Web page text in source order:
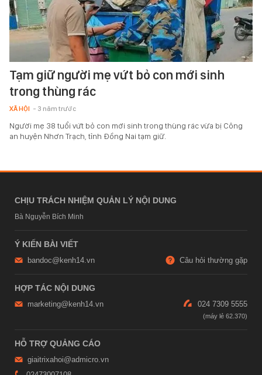
Tạm giữ người mẹ vứt bỏ con mới sinh
trong thùng rác
XÃ HỘI - 3 năm trước
Người mẹ 38 tuổi vứt bỏ con mới sinh trong thùng rác vừa bị Công
an huyện Nhơn Trạch, tỉnh Đồng Nai tạm giữ.
CHỊU TRÁCH NHIỆM QUẢN LÝ NỘI DUNG
Bà Nguyễn Bích Minh
Ý KIẾN BÀI VIẾT
bandoc@kenh14.vn Câu hỏi thường gặp
HỢP TÁC NỘI DUNG
marketing@kenh14.vn 024 7309 5555
HỖ TRỢ QUẢNG CÁO
giaitrixahoi@admicro.vn